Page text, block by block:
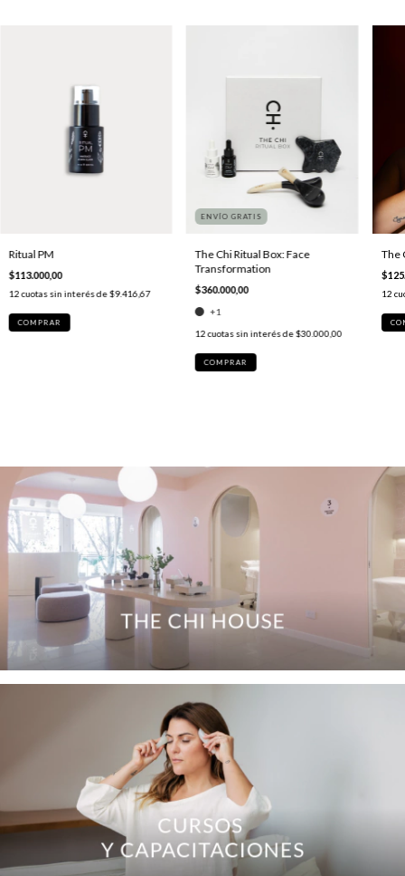
Ritual PM
$113.000,00
12 cuotas sin interés de$9.416,67
COMPRAR
ENVÍO GRATIS
The Chi Ritual Box: Face
Transformation
$360.000,00
+1
12 cuotas sin interés de$30.000,00
COMPRAR
The
12